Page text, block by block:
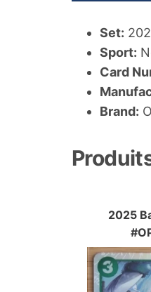
Set:
Sport:
Card
Brand:
2025